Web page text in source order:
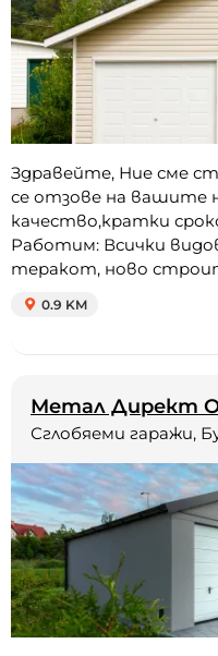
Здравейте, Ние сме
се отзове на вашите
качество,кратки
Работим: Всички
теракот, ново
0.9 KM
Метал Директ
Сглобяеми гаражи,